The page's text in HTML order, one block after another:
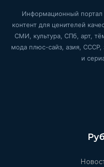
Информационный портал
контент для ценителей
СМИ, культура, СПб, арт,
мода плюс-сайз, азия,
и